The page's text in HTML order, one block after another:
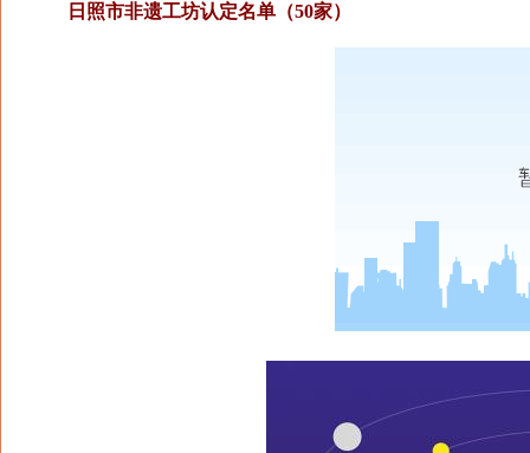
日照市非遗工坊认定名单（50家）